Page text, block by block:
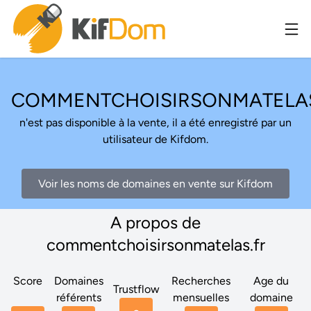
n'est pas disponible à la vente, il a été enregistré par un
utilisateur de Kifdom.
Voir les noms de domaines en vente sur Kifdom
A propos de
commentchoisirsonmatelas.fr
Score
Domaines
référents
Trustflow
Recherches
mensuelles
Age du
domaine